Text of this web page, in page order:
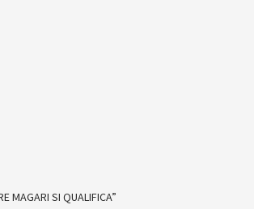
MAGARI SI QUALIFICA”